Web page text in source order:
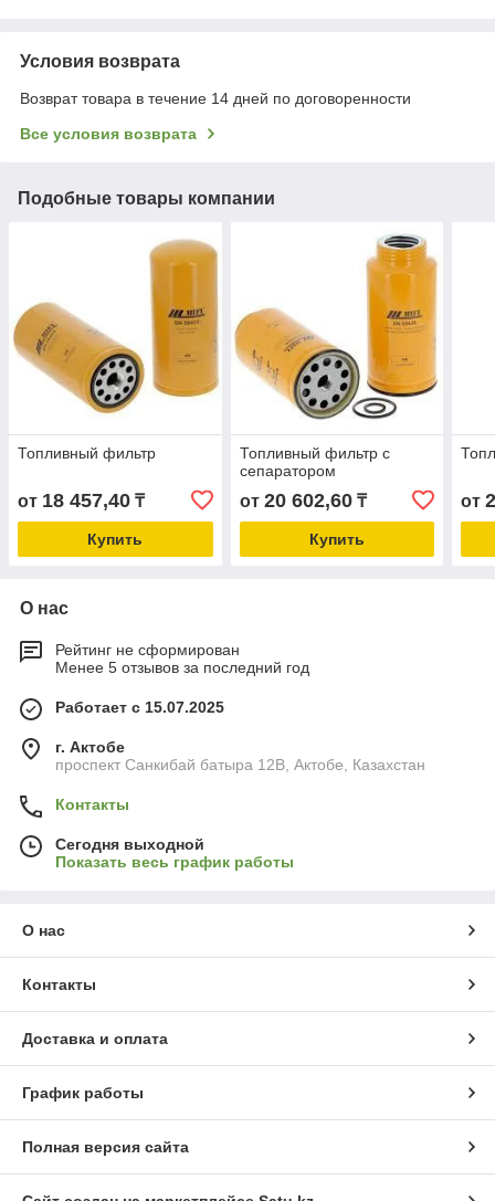
Условия возврата
Возврат товара в течение 14 дней по договоренности
Все условия возврата
Подобные товары компании
Топливный фильтр
от 18 457,40 ₸
Купить
Топливный фильтр с
сепаратором
от 20 602,60₸
Купить
от
О нас
Рейтинг не сформирован
Менее 5 отзывов за последний год
Работает с 15.07.2025
г. Актобе
проспект Санкибай батыра 12В, Актобе, Казахстан
Контакты
Сегодня выходной
Показать весь график работы
О нас
Контакты
Доставка и оплата
График работы
Полная версия сайта